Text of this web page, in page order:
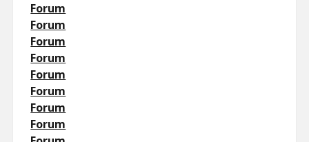
Forum
Forum
Forum
Forum
Forum
Forum
Forum
Forum